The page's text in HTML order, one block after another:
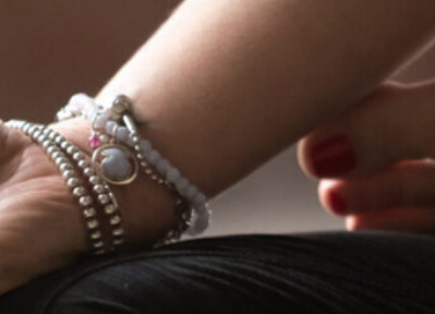
Aerial Yoga
Hatha Yoga
Yin Yoga
Zwangerschapsyoga
Zakelijk
Hoe werkt het